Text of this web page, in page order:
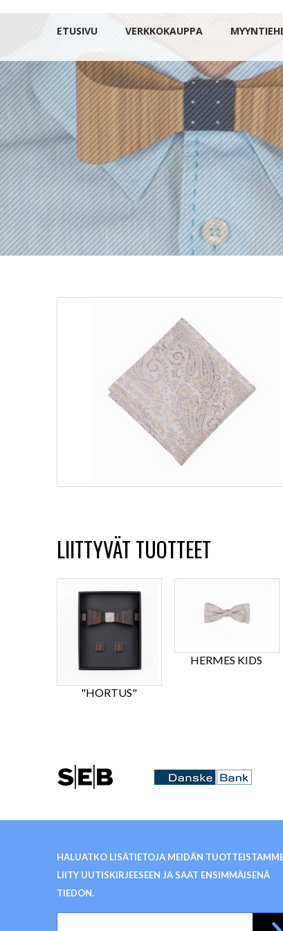
ETUSIVU VERKKOKAUPPA
LIITTYVÄT TUOTTEET
"HORTUS"
HERMES KIDS
HALUATKO LISÄTIETOJA MEIDÄN
LIITY UUTISKIRJEESEEN JA SAAT ENSIMMÄISENÄ
TIEDON.